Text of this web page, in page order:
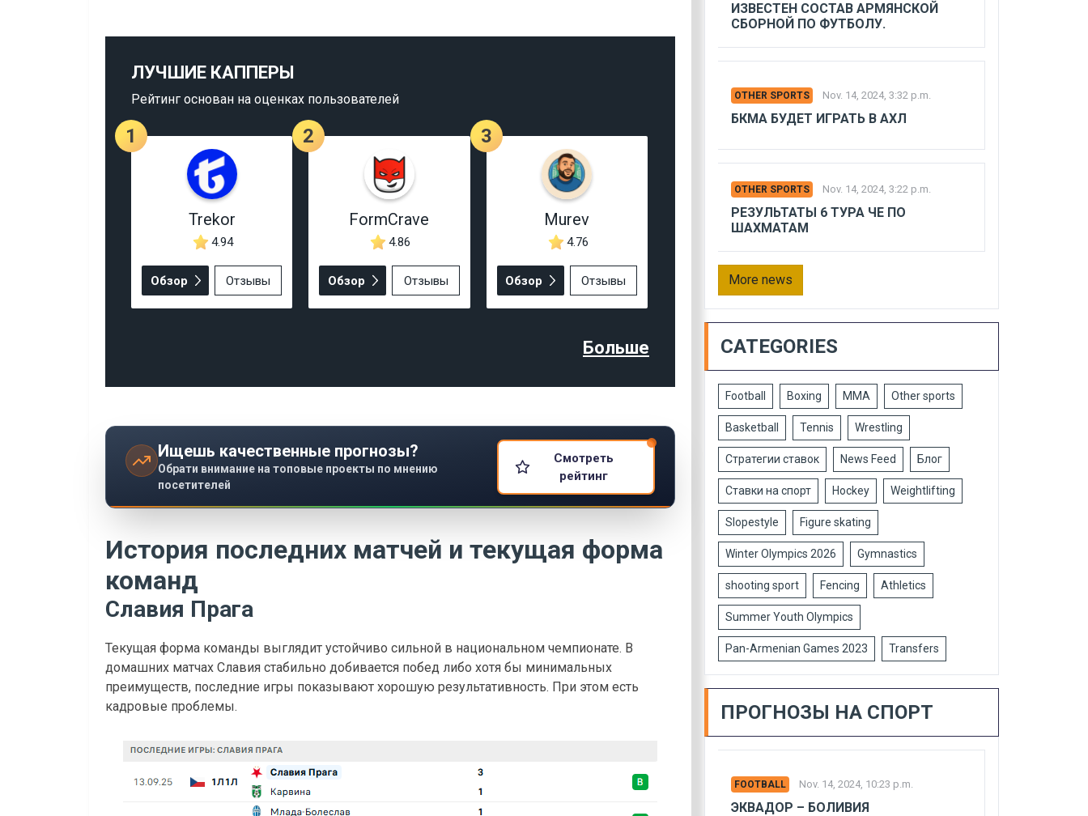
ЛУЧШИЕ КАППЕРЫ
Рейтинг основан на оценках пользователей
1
Trekor
4.94
Обзор Отзывы
2
FormCrave
4.86
Обзор Отзывы
3
Murev
4.76
Обзор Отзывы
Больше
Ищешь качественные прогнозы?
Обрати внимание на топовые проекты по мнению
посетителей
Смотреть
рейтинг
История последних матчей и текущая форма
команд
Славия Прага
Текущая форма команды выглядит устойчиво сильной в национальном чемпионате. В
домашних матчах Славия стабильно добивается побед либо хотя бы минимальных
преимуществ, последние игры показывают хорошую результативность. При этом есть
кадровые проблемы.
ИЗВЕСТЕН СОСТАВ АРМЯНСКОЙ
СБОРНОЙ ПО ФУТБОЛУ.
OTHER SPORTS Nov. 14, 2024, 3:32 p.m.
БКМА БУДЕТ ИГРАТЬ В АХЛ
OTHER SPORTS Nov. 14, 2024, 3:22 p.m.
РЕЗУЛЬТАТЫ 6 ТУРА ЧЕ ПО
ШАХМАТАМ
More news
CATEGORIES
Football Boxing MMA Other sports
Basketball Tennis Wrestling
Стратегии ставок News Feed Блог
Ставки на спорт Hockey Weightlifting
Slopestyle Figure skating
Winter Olympics 2026 Gymnastics
shooting sport Fencing Athletics
Summer Youth Olympics
Pan-Armenian Games 2023 Transfers
ПРОГНОЗЫ НА СПОРТ
FOOTBALL Nov. 14, 2024, 10:23 p.m.
ЭКВАДОР – БОЛИВИЯ